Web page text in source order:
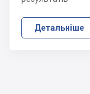
Детальніше